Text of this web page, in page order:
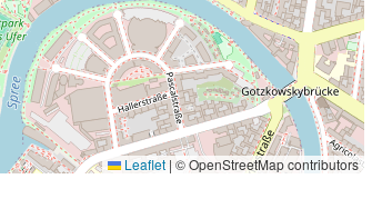
der durch seine zentrale Lage, gute
Einkaufsmöglichkeiten, öffentliche
befinden sich in unmittelbarer Nähe.
Leaflet | © OpenStreetMap contributors